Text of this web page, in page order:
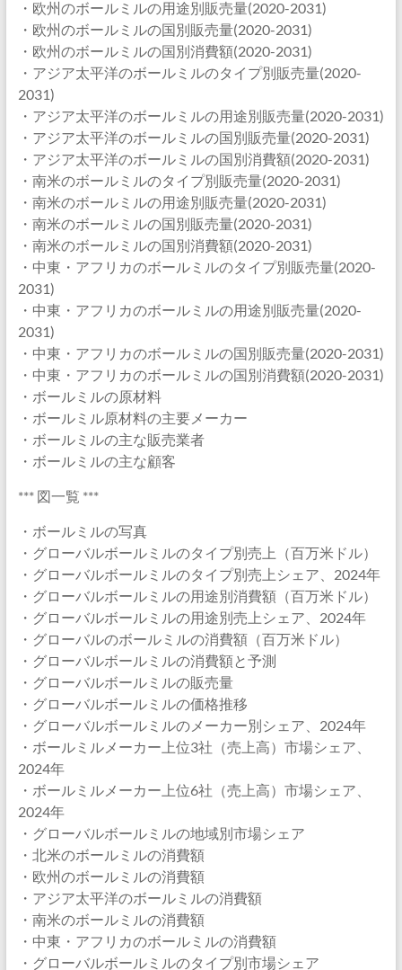
・欧州のボールミルの用途別販売量(2020-2031)
・欧州のボールミルの国別販売量(2020-2031)
・欧州のボールミルの国別消費額(2020-2031)
・アジア太平洋のボールミルのタイプ別販売量(2020-
2031)
・アジア太平洋のボールミルの用途別販売量(2020-2031)
・アジア太平洋のボールミルの国別販売量(2020-2031)
・アジア太平洋のボールミルの国別消費額(2020-2031)
・南米のボールミルのタイプ別販売量(2020-2031)
・南米のボールミルの用途別販売量(2020-2031)
・南米のボールミルの国別販売量(2020-2031)
・南米のボールミルの国別消費額(2020-2031)
・中東・アフリカのボールミルのタイプ別販売量(2020-
2031)
・中東・アフリカのボールミルの用途別販売量(2020-
2031)
・中東・アフリカのボールミルの国別販売量(2020-2031)
・中東・アフリカのボールミルの国別消費額(2020-2031)
・ボールミルの原材料
・ボールミル原材料の主要メーカー
・ボールミルの主な販売業者
・ボールミルの主な顧客
*** 図一覧 ***
・ボールミルの写真
・グローバルボールミルのタイプ別売上（百万米ドル）
・グローバルボールミルのタイプ別売上シェア、2024年
・グローバルボールミルの用途別消費額（百万米ドル）
・グローバルボールミルの用途別売上シェア、2024年
・グローバルのボールミルの消費額（百万米ドル）
・グローバルボールミルの消費額と予測
・グローバルボールミルの販売量
・グローバルボールミルの価格推移
・グローバルボールミルのメーカー別シェア、2024年
・ボールミルメーカー上位3社（売上高）市場シェア、
2024年
・ボールミルメーカー上位6社（売上高）市場シェア、
2024年
・グローバルボールミルの地域別市場シェア
・北米のボールミルの消費額
・欧州のボールミルの消費額
・アジア太平洋のボールミルの消費額
・南米のボールミルの消費額
・中東・アフリカのボールミルの消費額
・グローバルボールミルのタイプ別市場シェア